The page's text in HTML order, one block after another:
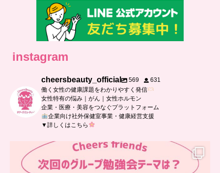
instagram
cheersbeauty_official 569
631
働く女性の健康課題をわかりやすく発信
女性特有の悩み｜がん｜女性ホルモン
企業・医療・美容をつなぐプラットフォーム
企業向け社外保健室事業・健康経営支援
▼詳しくはこちら
…
グループ勉強会